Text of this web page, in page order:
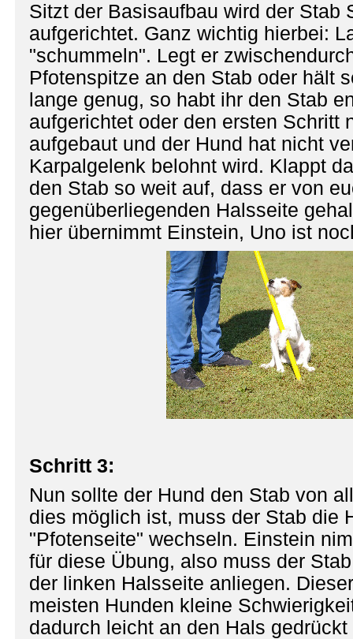
Sitzt der Basisaufbau wird der Stab
aufgerichtet. Ganz wichtig hierbei:
"schummeln". Legt er
Pfotenspitze an den Stab oder hält
lange genug, so habt ihr den Stab
aufgerichtet oder den ersten Schritt
aufgebaut und der Hund hat nicht
Karpalgelenk belohnt wird. Klappt
den Stab so weit auf, dass er von
gegenüberliegenden Halsseite
hier übernimmt Einstein, Uno ist
Schritt 3:
Nun sollte der Hund den Stab von
dies möglich ist, muss der Stab die
"Pfotenseite" wechseln. Einstein
für diese Übung, also muss der
der linken Halsseite anliegen.
meisten Hunden kleine
dadurch leicht an den Hals